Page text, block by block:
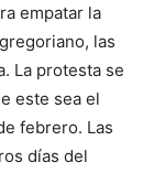
empatar la
las
La protesta se
este sea el
febrero. Las
días del